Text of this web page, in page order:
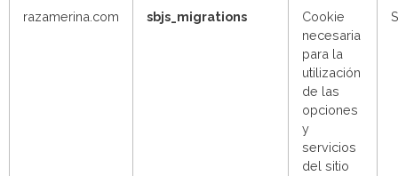
razamerina.com sbjs_migrations
Cookie
necesaria
para la
utilización
de las
opciones
y
servicios
del sitio